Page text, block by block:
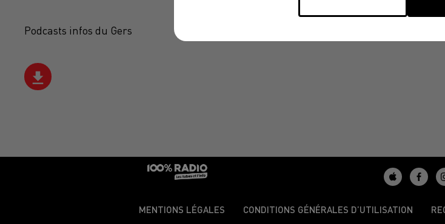
Podcasts infos du Gers
MENTIONS LÉGALES CONDITIONS GÉNÉRALES D’UTILISATION